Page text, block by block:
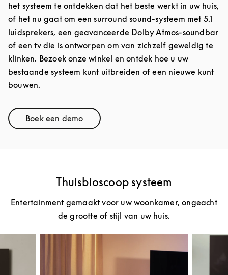
het systeem te ontdekken dat het beste werkt in uw huis,
of het nu gaat om een surround sound-systeem met 5.1
luidsprekers, een geavanceerde Dolby Atmos-soundbar
of een tv die is ontworpen om van zichzelf geweldig te
klinken. Bezoek onze winkel en ontdek hoe u uw
bestaande systeem kunt uitbreiden of een nieuwe kunt
bouwen.
Boek een demoLink Opens in New Tab
Thuisbioscoop systeem
Entertainment gemaakt voor uw woonkamer, ongeacht
de grootte of stijl van uw huis.